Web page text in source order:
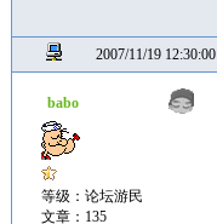
2007/11/19 12:30:00
babo
等级：论坛游民
文章：135